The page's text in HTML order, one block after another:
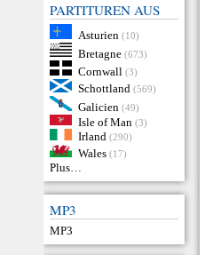
PARTITUREN AUS
Asturien (10)
Bretagne (673)
Cornwall (3)
Schottland (569)
Galicien (49)
Isle of Man (3)
Irland (290)
Wales (17)
Plus…
MP3
MP3